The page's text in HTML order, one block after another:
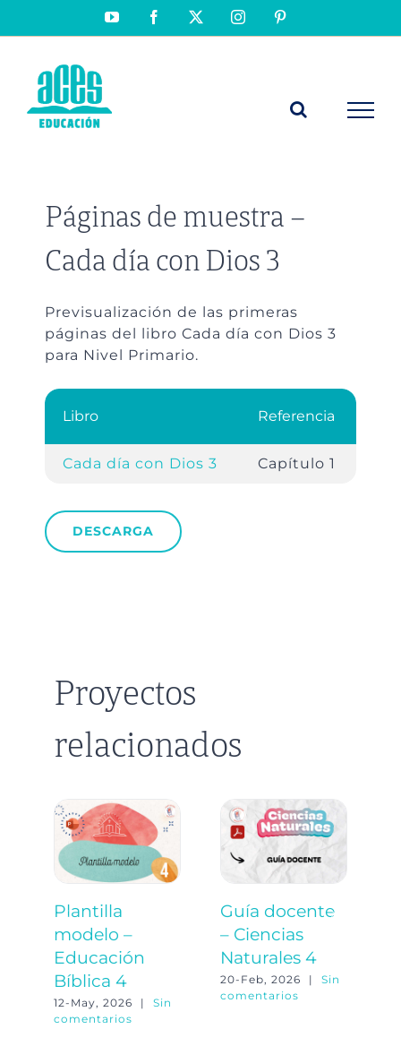
YouTubeFacebook Instagram
Páginas de muestra –
Cada día con Dios 3
Previsualización de las primeras
páginas del libro Cada día con Dios 3
para Nivel Primario.
Libro Referencia
Cada día con Dios 3 Capítulo 1
DESCARGA
Proyectos
relacionados
Plantilla
modelo –
Educación
Bíblica 4
12-May, 2026 |
Sin
comentarios
Guía docente
– Ciencias
Naturales 4
20-Feb, 2026 |
Sin
comentarios